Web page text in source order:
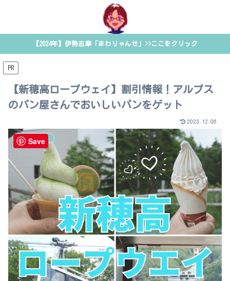
【2024年】伊勢志摩「まわりゃんせ」>>ここをクリック
PR
【新穂高ロープウェイ】割引情報！アルプス
のパン屋さんでおいしいパンをゲット
2023.12.06
お得なきっぷ
Save